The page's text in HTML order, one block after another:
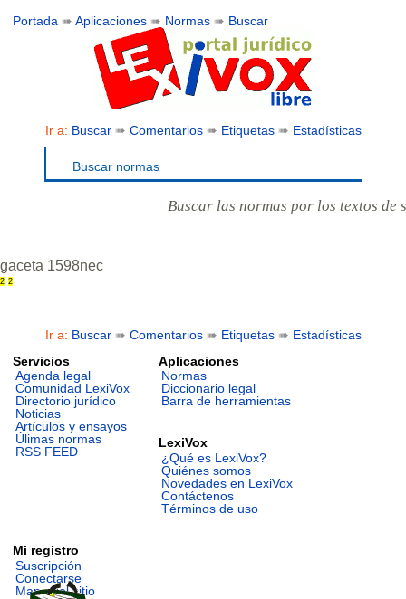
Portada ➠Aplicaciones ➠ Normas ➠ Buscar
Ir a: Buscar➠ Comentarios➠ Etiquetas➠ Estadísticas
Buscar normas
Buscar las normas por los textos de
gaceta 1598nec
2 2
Ir a: Buscar➠ Comentarios➠ Etiquetas➠ Estadísticas
Servicios
Agenda legal
Comunidad LexiVox
Directorio jurídico
Noticias
Artículos y ensayos
Úlimas normas
RSS FEED
Aplicaciones
Normas
Diccionario legal
Barra de herramientas
LexiVox
¿Qué es LexiVox?
Quiénes somos
Novedades en LexiVox
Contáctenos
Términos de uso
Mi registro
Suscripción
Conectarse
Mapa del sitio